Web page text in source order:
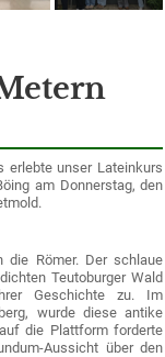
erlebte unser Lateinkurs
am Donnerstag, den
die Römer. Der schlaue
Teutoburger Wald
Geschichte zu. Im
wurde diese antike
die Plattform forderte
Aussicht über den